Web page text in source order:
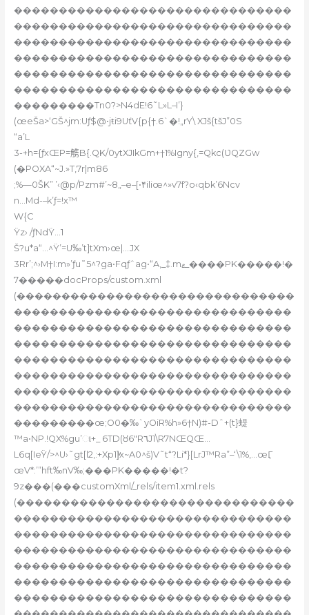
�������������������������������
�������������������������������
�������������������������������
�������������������������������
�������������������������������
�������������������������������
���������Tn0?>N4dE!6˜L»L–I’}
(œeŠa>‘GŠ^jm:Uƒ$@•jŧi9UťV{p{†.6`�!„rY\ XJš{tšJ”0S
“a’L
3-+h={ƒxŒP=𧤤B{.QK/0ytXJIkGm+†1%Igny{,=Qkc(ƲQZGw
(�POXA“~J.»T‚7r|m86
;%—0ŠK” ’‹@p/Pzm#’~8„–e–[•۴iliœ^»v7f?o‹qbk’6Ncv
n…Md-–k’ƒ=!x™
W{C
Ÿz› /ƒNdŸ…1
Š?u*a“…^Ÿ’=U‰’t]tXm›œ|…JX
3Rr’;^›M†I:m»’ƒu˜5^?ga•Fqƒˆag•“A‚_‡.mޱ_����PK�����!�
7�����docProps/custom.xml
(�������������������������������
�������������������������������
�������������������������������
�������������������������������
�������������������������������
�������������������������������
�������������������������������
�������������������������������
���������œ;O0�‰`yOiR%h»6†N)#-Dˆ+(t}蝭
™a•NP.!QX%gu’ા+_ 6TD(ȣ6″R٦J1\R7NŒQŒ…
L6q[IeŸ/>^U›˜gt[l2‚:+Xp1]ͮx~A0^š)V˜t“?Li*}[LrJ™Ra”–‘\1%‚…œӶ
œV*:’”hft‰nV‰;���PK�����!�t?
9z���(���customXml/_rels/item1.xml.rels
(�������������������������������
�������������������������������
�������������������������������
�������������������������������
�������������������������������
�������������������������������
�������������������������������